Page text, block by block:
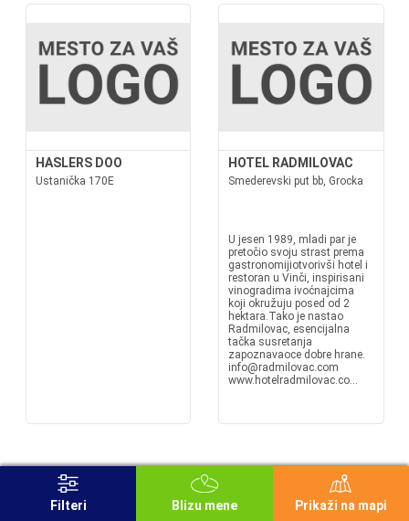
HASLERS DOO
Ustanička 170E
HOTEL RADMILOVAC
Smederevski put bb, Grocka
U jesen 1989, mladi par je
pretočio svoju strast prema
gastronomijiotvorivši hotel i
restoran u Vinči, inspirisani
vinogradima ivoćnajcima
koji okružuju posed od 2
hektara.Tako je nastao
Radmilovac, esencijalna
tačka susretanja
zapoznavaoce dobre hrane.
info@radmilovac.com
www.hotelradmilovac.co...
Filteri Blizu mene Prikaži na mapi